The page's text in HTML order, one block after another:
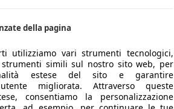
della pagina
utilizziamo vari strumenti tecnologici,
simili sul nostro sito web, per
estese del sito e garantire
migliorata. Attraverso queste
consentiamo la personalizzazione